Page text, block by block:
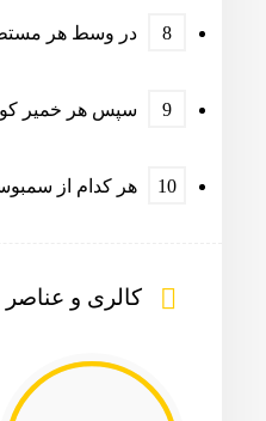
در وسط هر مستطیل حدود 1 قاشق غذاخوری از ترکیب نخود
سپس هر خمیر
هر کدام از سمبوسه ها را ۲۰ دقیقه در
کالری و عناصر